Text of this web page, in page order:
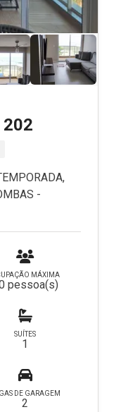
202
-
MÁXIMA
pessoa(s)
SUÍTES
1
DE GARAGEM
2